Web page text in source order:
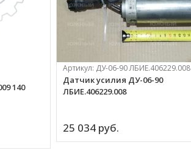
140
Артикул: ДУ-06-90 ЛБИЕ.406229.008
Датчик усилия ДУ-06-90
ЛБИЕ.406229.008
25 034 руб.